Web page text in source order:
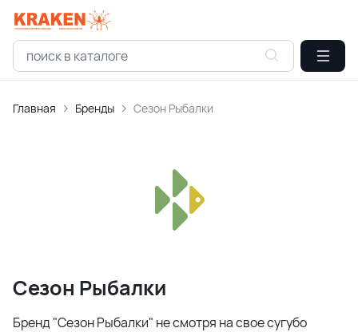
Главная Бренды Сезон Рыбалки
Сезон Рыбалки
Бренд "Сезон Рыбалки" не смотря на свое сугубо